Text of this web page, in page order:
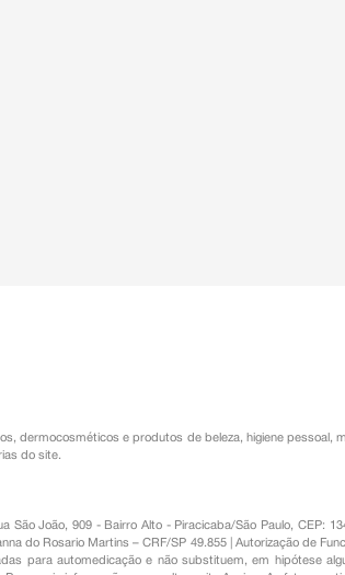
,dermocosméticos e produtos de beleza, higiene pessoal ,
do site.
São João, 909 - Bairro Alto - Piracicaba/São Paulo,
do Rosario Martins – CRF/SP 49.855 | Autorização de
para automedicação e não substituem, em hipótese